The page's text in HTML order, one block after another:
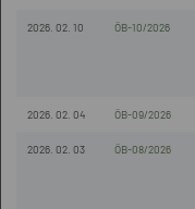
2026. 02. 10 ÖB-10/2026
2026. 02. 04 ÖB-09/2026
2026. 02. 03 ÖB-08/2026